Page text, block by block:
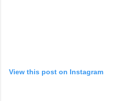
View this post on Instagram